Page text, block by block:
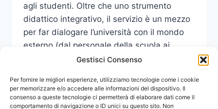
Gestisci Consenso
Per fornire le migliori esperienze, utilizziamo tecnologie come i cookie
per memorizzare e/o accedere alle informazioni del dispositivo. Il
consenso a queste tecnologie ci permetterà di elaborare dati come il
comportamento di navigazione o ID unici su questo sito. Non
agli studenti. Oltre che uno strumento
didattico integrativo, il servizio è un mezzo
per far dialogare l’università con il mondo
esterno (dal personale della scuola ai
giornalisti, dai…
LEGGI DI PIÙNASCE
DICO
SITO